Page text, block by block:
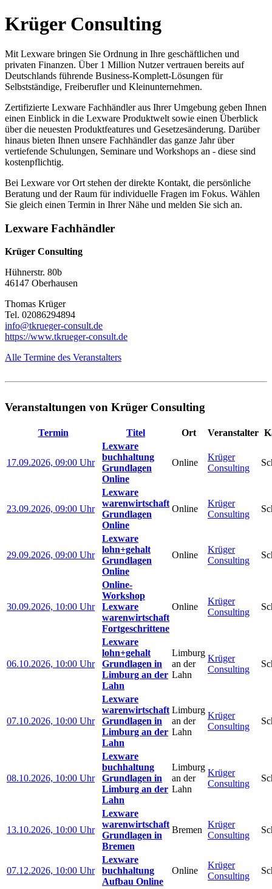
Krüger Consulting
Mit Lexware bringen Sie Ordnung in Ihre geschäftlichen und
privaten Finanzen. Über 1 Million Nutzer vertrauen bereits auf
Deutschlands führende Business-Komplett-Lösungen für
Selbstständige, Freiberufler und Kleinunternehmen.
Zertifizierte Lexware Fachhändler aus Ihrer Umgebung geben Ihnen
einen Einblick in die Lexware Produktwelt sowie einen Überblick
über die neuesten Produktfeatures und Gesetzesänderung. Darüber
hinaus bieten Ihnen unsere Fachhändler das ganze Jahr über
vertiefende Schulungen, Seminare und Workshops an - diese sind
kostenpflichtig.
Bei Lexware vor Ort stehen der direkte Kontakt, die persönliche
Beratung und der Raum für individuelle Fragen im Fokus. Wählen
Sie gleich einen Termin in Ihrer Nähe und melden Sie sich an.
Lexware Fachhändler
Krüger Consulting
Hühnerstr. 80b
46147 Oberhausen
Thomas Krüger
Tel. 02086294894
info@tkrueger-consult.de
https://www.tkrueger-consult.de
Alle Termine des Veranstalters
Veranstaltungen von Krüger Consulting
Termin Titel Ort Veranstalter
17.09.2026, 09:00 Uhr
Lexware
buchhaltung
Grundlagen
Online
Online
Krüger
Consulting
23.09.2026, 09:00 Uhr
Lexware
warenwirtschaft
Grundlagen
Online
Online
Krüger
Consulting
29.09.2026, 09:00 Uhr
Lexware
lohn+gehalt
Grundlagen
Online
Online
Krüger
Consulting
30.09.2026, 10:00 Uhr
Online-
Workshop
Lexware
warenwirtschaft
Fortgeschrittene
Online
Krüger
Consulting
06.10.2026, 10:00 Uhr
Lexware
lohn+gehalt
Grundlagen in
Limburg an der
Lahn
Limburg
an der
Lahn
Krüger
Consulting
07.10.2026, 10:00 Uhr
Lexware
warenwirtschaft
Grundlagen in
Limburg an der
Lahn
Limburg
an der
Lahn
Krüger
Consulting
08.10.2026, 10:00 Uhr
Lexware
buchhaltung
Grundlagen in
Limburg an der
Lahn
Limburg
an der
Lahn
Krüger
Consulting
13.10.2026, 10:00 Uhr
Lexware
warenwirtschaft
Grundlagen in
Bremen
Bremen
Krüger
Consulting
07.12.2026, 10:00 Uhr
Lexware
buchhaltung
Aufbau Online
Online
Krüger
Consulting